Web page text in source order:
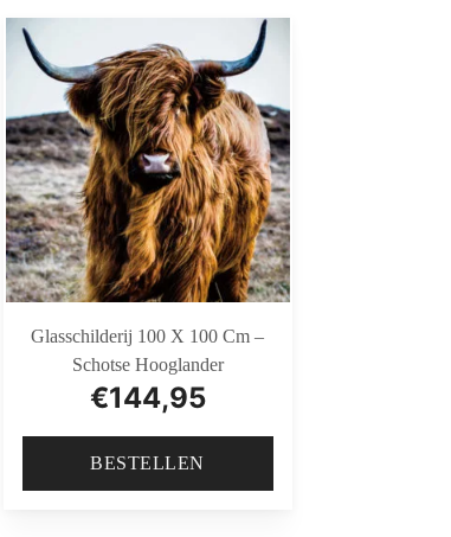
Glasschilderij 100 X 100 Cm –
Schotse Hooglander
€144,95
BESTELLEN